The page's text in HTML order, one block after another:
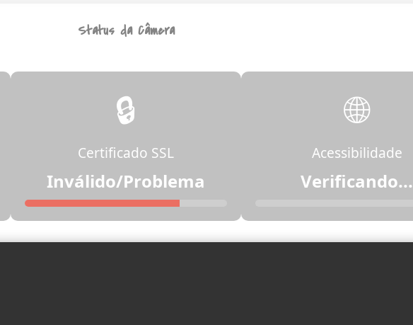
Status da Câmera
🔒
Certificado SSL
Inválido/Problema
🌐
Acessibilidade
Verificando...